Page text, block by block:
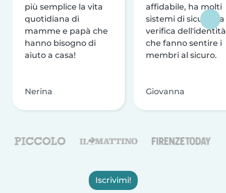
più semplice la vita
quotidiana di
mamme e papà che
hanno bisogno di
aiuto a casa!
Nerina
affidabile, ha molti
sistemi di sicurezza
verifica dell'identità
che fanno sentire i
membri al sicuro.
Giovanna
Iscrivimi!